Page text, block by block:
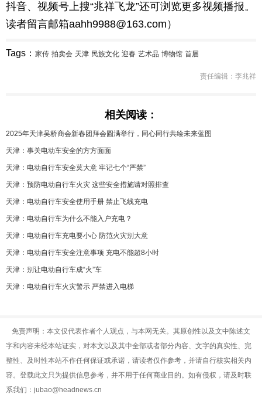
抖音、视频号上搜“兆祥飞龙”还可浏览更多视频播报。
读者留言邮箱aahh9988@163.com）
Tags： 家传 拍卖会 天津 民族文化 迎春 艺术品 博物馆 首届
责任编辑：李兆祥
相关阅读：
2025年天津吴桥商会新春团拜会圆满举行，同心同行共绘未来蓝图
天津：事关电动车安全的方方面面
天津：电动自行车安全莫大意 牢记七个“严禁”
天津：预防电动自行车火灾 这些安全措施请对照排查
天津：电动自行车安全使用手册 禁止飞线充电
天津：电动自行车为什么不能入户充电？
天津：电动自行车充电要小心 防范火灾别大意
天津：电动自行车安全注意事项 充电不能超8小时
天津：别让电动自行车成“火”车
天津：电动自行车火灾警示 严禁进入电梯
免责声明：本文仅代表作者个人观点，与本网无关。其原创性以及文中陈述文
字和内容未经本站证实，对本文以及其中全部或者部分内容、文字的真实性、完
整性、及时性本站不作任何保证或承诺，请读者仅作参考，并请自行核实相关内
容。登载此文只为提供信息参考，并不用于任何商业目的。如有侵权，请及时联
系我们：jubao@headnews.cn